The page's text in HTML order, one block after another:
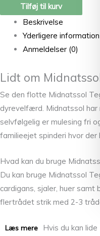
Tilføj til kurv
Beskrivelse
Yderligere information
Anmeldelser (0)
Lidt om
Se den flotte Midnatssol
dyrevelfærd. Midnatssol
selvfølgelig er mulesing fri
familieejet spinderi hvor
Hvad kan du bruge
Du kan bruge Midnatssol
cardigans, sjaler, huer
flertrådet strik med 2-3
Læs mere Hvis du kan